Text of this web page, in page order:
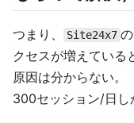
つまり、 Site24x7
クセスが増えている
原因は分からない。
300セッション/日し